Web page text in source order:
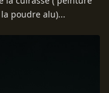
poudre alu)...